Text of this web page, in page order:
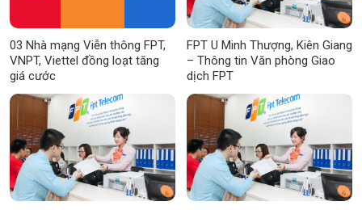
03 Nhà mạng Viễn thông FPT,
VNPT, Viettel đồng loạt tăng
giá cước
FPT U Minh Thượng, Kiên Giang
– Thông tin Văn phòng Giao
dịch FPT